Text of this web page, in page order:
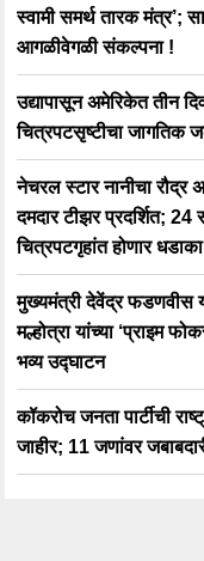
स्वामी समर्थ तारक मंत्र’;
आगळीवेगळी संकल्पना !
उद्यापासून अमेरिकेत तीन
चित्रपटसृष्टीचा जागतिक
नेचरल स्टार नानीचा रौद्र
दमदार टीझर प्रदर्शित; 24
चित्रपटगृहांत होणार धडाका
मुख्यमंत्री देवेंद्र फडणवीस
मल्होत्रा यांच्या ‘प्राइम
भव्य उद्घाटन
कॉकरोच जनता पार्टीची
जाहीर; 11 जणांवर